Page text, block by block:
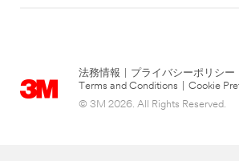
法務情報 プライバシーポリシー
Terms and Conditions
Cookie
© 3M 2026. All Rights Reserved.